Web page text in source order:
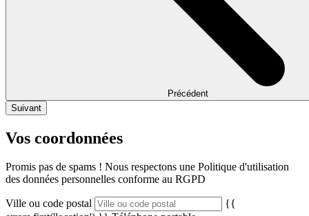
Précédent
Suivant
Vos coordonnées
Promis pas de spams ! Nous respectons une Politique d'utilisation
des données personnelles conforme au RGPD
Ville ou code postal
{{